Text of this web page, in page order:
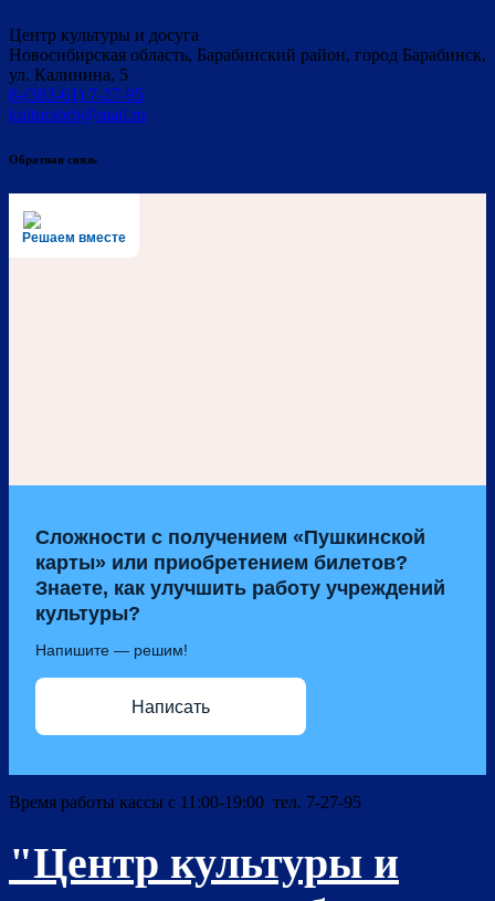
Центр культуры и досуга
Новосибирская область, Барабинский район, город Барабинск,
ул. Калинина, 5
8-(383-61) 7-27-95
kulturabrb@mail.ru
Обратная связь
Решаем вместе
Сложности с получением «Пушкинской
карты» или приобретением билетов?
Знаете, как улучшить работу учреждений
культуры?
Напишите — решим!
Написать
Время работы кассы с 11:00-19:00 тел. 7-27-95
"Центр культуры и